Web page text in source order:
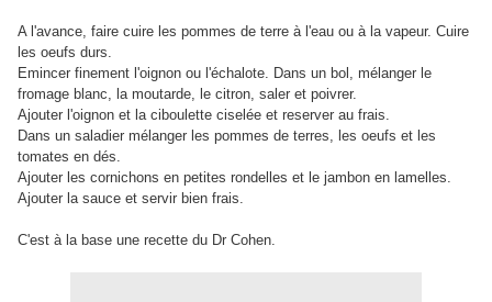
A l'avance, faire cuire les pommes de terre à l'eau ou à la vapeur. Cuire
les oeufs durs.
Emincer finement l'oignon ou l'échalote. Dans un bol, mélanger le
fromage blanc, la moutarde, le citron, saler et poivrer.
Ajouter l'oignon et la ciboulette ciselée et reserver au frais.
Dans un saladier mélanger les pommes de terres, les oeufs et les
tomates en dés.
Ajouter les cornichons en petites rondelles et le jambon en lamelles.
Ajouter la sauce et servir bien frais.
C'est à la base une recette du Dr Cohen.